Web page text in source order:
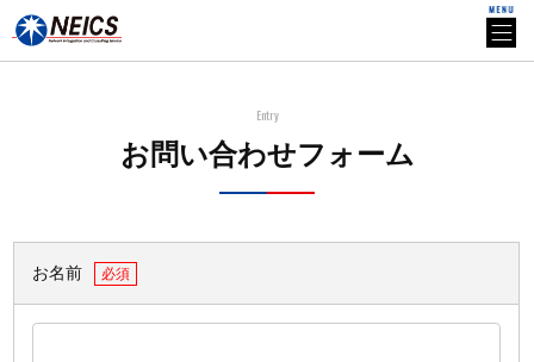
Entry
お問い合わせフォーム
お名前 必須